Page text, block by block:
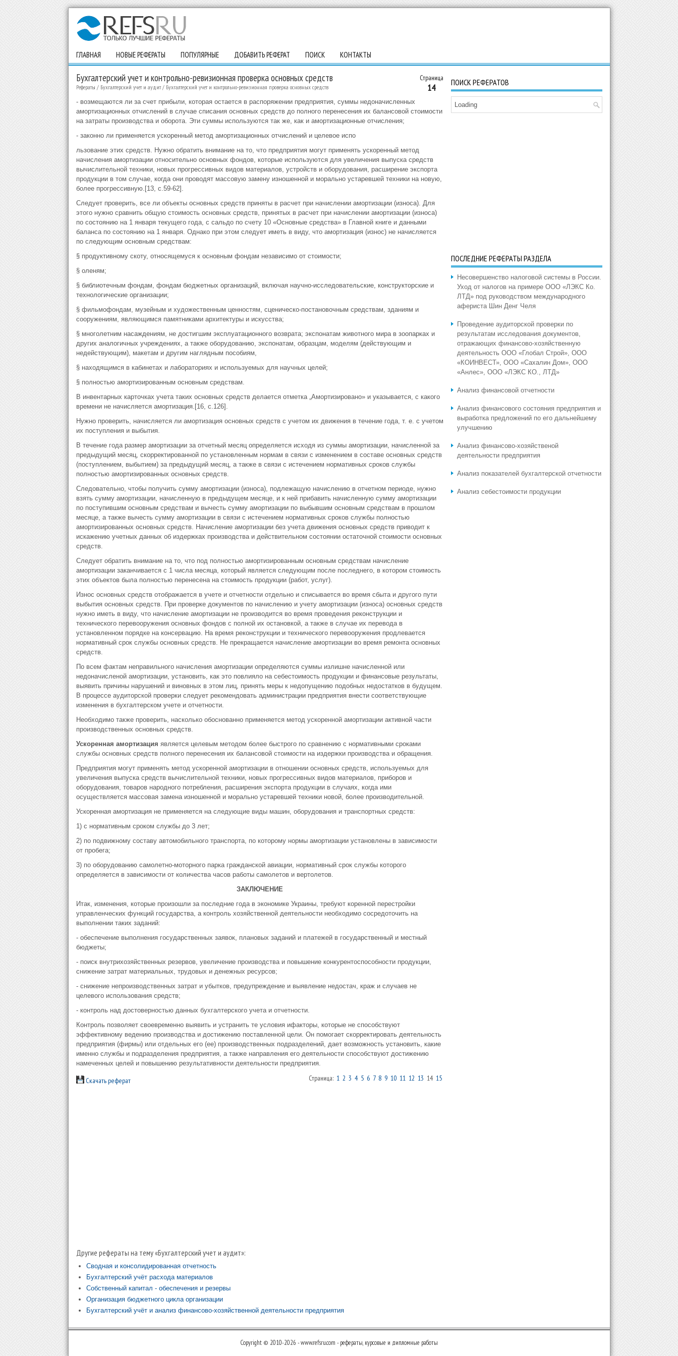
ГЛАВНАЯ НОВЫЕ РЕФЕРАТЫ ПОПУЛЯРНЫЕ ДОБАВИТЬ РЕФЕРАТ ПОИСК КОНТАКТЫ
Страница
14
Бухгалтерский учет и контрольно-ревизионная проверка основных средств
Рефераты / Бухгалтерский учет и аудит/ Бухгалтерский учет и контрольно-ревизионная проверка основных средств
- возмещаются ли за счет прибыли, которая остается в распоряжении предприятия, суммы недоначисленных
амортизационных отчислений в случае списания основных средств до полного перенесения их балансовой стоимости
на затраты производства и оборота. Эти суммы используются так же, как и амортизационные отчисления;
- законно ли применяется ускоренный метод амортизационных отчислений и целевое испо
льзование этих средств. Нужно обратить внимание на то, что предприятия могут применять ускоренный метод
начисления амортизации относительно основных фондов, которые используются для увеличения выпуска средств
вычислительной техники, новых прогрессивных видов материалов, устройств и оборудования, расширение экспорта
продукции в том случае, когда они проводят массовую замену изношенной и морально устаревшей техники на новую,
более прогрессивную.[13, с.59-62].
Следует проверить, все ли объекты основных средств приняты в расчет при начислении амортизации (износа). Для
этого нужно сравнить общую стоимость основных средств, принятых в расчет при начислении амортизации (износа)
по состоянию на 1 января текущего года, с сальдо по счету 10 «Основные средства» в Главной книге и данными
баланса по состоянию на 1 января. Однако при этом следует иметь в виду, что амортизация (износ) не начисляется
по следующим основным средствам:
§ продуктивному скоту, относящемуся к основным фондам независимо от стоимости;
§ оленям;
§ библиотечным фондам, фондам бюджетных организаций, включая научно-исследовательские, конструкторские и
технологические организации;
§ фильмофондам, музейным и художественным ценностям, сценическо-постановочным средствам, зданиям и
сооружениям, являющимся памятниками архитектуры и искусства;
§ многолетним насаждениям, не достигшим эксплуатационного возврата; экспонатам животного мира в зоопарках и
других аналогичных учреждениях, а также оборудованию, экспонатам, образцам, моделям (действующим и
недействующим), макетам и другим наглядным пособиям,
§ находящимся в кабинетах и лабораториях и используемых для научных целей;
§ полностью амортизированным основным средствам.
В инвентарных карточках учета таких основных средств делается отметка „Амортизировано» и указывается, с какого
времени не начисляется амортизация.[16, с.126].
Нужно проверить, начисляется ли амортизация основных средств с учетом их движения в течение года, т. е. с учетом
их поступления и выбытия.
В течение года размер амортизации за отчетный месяц определяется исходя из суммы амортизации, начисленной за
предыдущий месяц, скорректированной по установленным нормам в связи с изменением в составе основных средств
(поступлением, выбытием) за предыдущий месяц, а также в связи с истечением нормативных сроков службы
полностью амортизированных основных средств.
Следовательно, чтобы получить сумму амортизации (износа), подлежащую начислению в отчетном периоде, нужно
взять сумму амортизации, начисленную в предыдущем месяце, и к ней прибавить начисленную сумму амортизации
по поступившим основным средствам и вычесть сумму амортизации по выбывшим основным средствам в прошлом
месяце, а также вычесть сумму амортизации в связи с истечением нормативных сроков службы полностью
амортизированных основных средств. Начисление амортизации без учета движения основных средств приводит к
искажению учетных данных об издержках производства и действительном состоянии остаточной стоимости основных
средств.
Следует обратить внимание на то, что под полностью амортизированным основным средствам начисление
амортизации заканчивается с 1 числа месяца, который является следующим после последнего, в котором стоимость
этих объектов была полностью перенесена на стоимость продукции (работ, услуг).
Износ основных средств отображается в учете и отчетности отдельно и списывается во время сбыта и другого пути
выбытия основных средств. При проверке документов по начислению и учету амортизации (износа) основных средств
нужно иметь в виду, что начисление амортизации не производится во время проведения реконструкции и
технического перевооружения основных фондов с полной их остановкой, а также в случае их перевода в
установленном порядке на консервацию. На время реконструкции и технического перевооружения продлевается
нормативный срок службы основных средств. Не прекращается начисление амортизации во время ремонта основных
средств.
По всем фактам неправильного начисления амортизации определяются суммы излишне начисленной или
недоначисленой амортизации, установить, как это повлияло на себестоимость продукции и финансовые результаты,
выявить причины нарушений и виновных в этом лиц, принять меры к недопущению подобных недостатков в будущем.
В процессе аудиторской проверки следует рекомендовать администрации предприятия внести соответствующие
изменения в бухгалтерском учете и отчетности.
Необходимо также проверить, насколько обоснованно применяется метод ускоренной амортизации активной части
производственных основных средств.
Ускоренная амортизация является целевым методом более быстрого по сравнению с нормативными сроками
службы основных средств полного перенесения их балансовой стоимости на издержки производства и обращения.
Предприятия могут применять метод ускоренной амортизации в отношении основных средств, используемых для
увеличения выпуска средств вычислительной техники, новых прогрессивных видов материалов, приборов и
оборудования, товаров народного потребления, расширения экспорта продукции в случаях, когда ими
осуществляется массовая замена изношенной и морально устаревшей техники новой, более производительной.
Ускоренная амортизация не применяется на следующие виды машин, оборудования и транспортных средств:
1) с нормативным сроком службы до 3 лет;
2) по подвижному составу автомобильного транспорта, по которому нормы амортизации установлены в зависимости
от пробега;
3) по оборудованию самолетно-моторного парка гражданской авиации, нормативный срок службы которого
определяется в зависимости от количества часов работы самолетов и вертолетов.
ЗАКЛЮЧЕНИЕ
Итак, изменения, которые произошли за последние года в экономике Украины, требуют коренной перестройки
управленческих функций государства, а контроль хозяйственной деятельности необходимо сосредоточить на
выполнении таких заданий:
- обеспечение выполнения государственных заявок, плановых заданий и платежей в государственный и местный
бюджеты;
- поиск внутрихозяйственных резервов, увеличение производства и повышение конкурентоспособности продукции,
снижение затрат материальных, трудовых и денежных ресурсов;
- снижение непроизводственных затрат и убытков, предупреждение и выявление недостач, краж и случаев не
целевого использования средств;
- контроль над достоверностью данных бухгалтерского учета и отчетности.
Контроль позволяет своевременно выявить и устранить те условия ифакторы, которые не способствуют
эффективному ведению производства и достижению поставленной цели. Он помогает скорректировать деятельность
предприятия (фирмы) или отдельных его (ее) производственных подразделений, дает возможность установить, какие
именно службы и подразделения предприятия, а также направления его деятельности способствуют достижению
намеченных целей и повышению результативности деятельности предприятия.
Скачать реферат Страница: 1 2 3 4 5 6 7 8 9 10 11 12 13 14 15
Другие рефераты на тему «Бухгалтерский учет и аудит»:
Сводная и консолидированная отчетность
Бухгалтерский учёт расхода материалов
Собственный капитал - обеспечения и резервы
Организация бюджетного цикла организации
Бухгалтерский учёт и анализ финансово-хозяйственной деятельности предприятия
ПОИСК РЕФЕРАТОВ
Loading
ПОСЛЕДНИЕ РЕФЕРАТЫ РАЗДЕЛА
Несовершенство налоговой системы в России.
Уход от налогов на примере ООО «ЛЭКС Ко.
ЛТД» под руководством международного
афериста Шин Денг Челя
Проведение аудиторской проверки по
результатам исследования документов,
отражающих финансово-хозяйственную
деятельность ООО «Глобал Строй», ООО
«КОИНВЕСТ», ООО «Сахалин Дом», ООО
«Анлес», ООО «ЛЭКС КО., ЛТД»
Анализ финансовой отчетности
Анализ финансового состояния предприятия и
выработка предложений по его дальнейшему
улучшению
Анализ финансово-хозяйственой
деятельности предприятия
Анализ показателей бухгалтерской отчетности
Анализ себестоимости продукции
Copyright © 2010-2026 - www.refsru.com - рефераты, курсовые и дипломные работы